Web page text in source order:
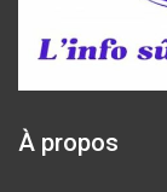
À propos